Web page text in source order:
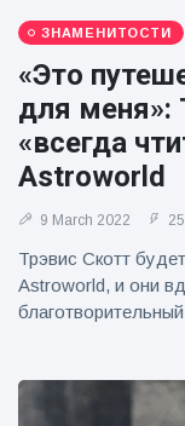
ЗНАМЕНИТОСТИ
«Это
для меня»:
«всегда
Astroworld
9 March 2022
Трэвис Скотт
Astroworld, и они